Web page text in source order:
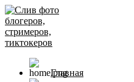
Перейти
к
содержимому
Главная